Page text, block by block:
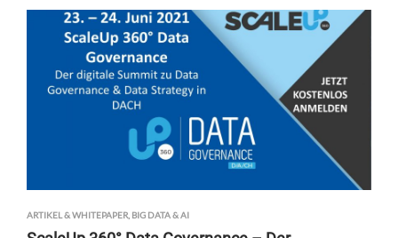
ARTIKEL & WHITEPAPER BIG DATA & AI